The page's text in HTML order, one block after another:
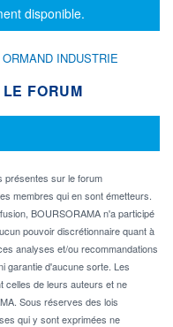
disponible.
INDUSTRIE
FORUM
présentes sur le forum
membres qui en sont émetteurs.
BOURSORAMA n'a participé
pouvoir discrétionnaire quant à
analyses et/ou recommandations
garantie d'aucune sorte. Les
celles de leurs auteurs et ne
Sous réserves des lois
qui y sont exprimées ne